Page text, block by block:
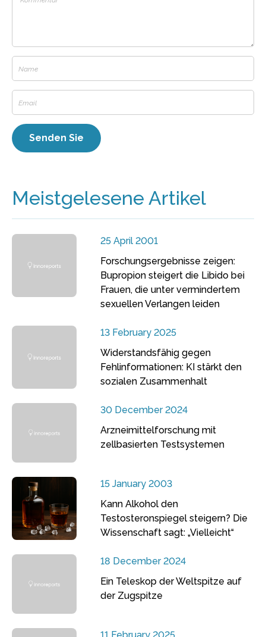
Meistgelesene Artikel
25 April 2001
Forschungsergebnisse zeigen:
Bupropion steigert die Libido bei
Frauen, die unter vermindertem
sexuellen Verlangen leiden
13 February 2025
Widerstandsfähig gegen
Fehlinformationen: KI stärkt den
sozialen Zusammenhalt
30 December 2024
Arzneimittelforschung mit
zellbasierten Testsystemen
15 January 2003
Kann Alkohol den
Testosteronspiegel steigern? Die
Wissenschaft sagt: „Vielleicht“
18 December 2024
Ein Teleskop der Weltspitze auf
der Zugspitze
11 February 2025